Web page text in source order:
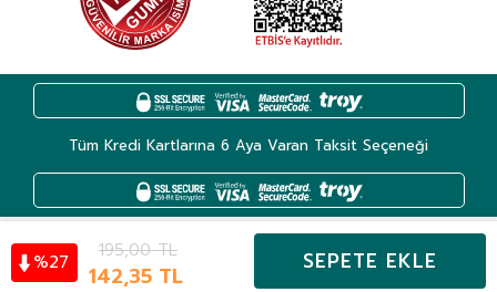
%27 195,00TL
142,35 TL SEPETE EKLE
Tüm Kredi Kartlarına 6 Aya Varan Taksit Seçeneği
Kategoriler Hesabım Favoriler Sepet